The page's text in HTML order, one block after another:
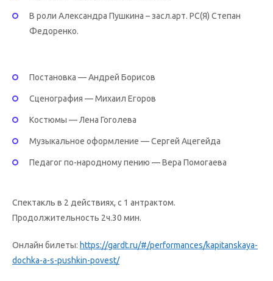
В роли Александра Пушкина – засл.арт. РС(Я) Степан
Федоренко.
Постановка — Андрей Борисов
Сценография — Михаил Егоров
Костюмы — Лена Гоголева
Музыкальное оформление — Сергей Ацегейда
Педагог по-народному пению — Вера Помогаева
Спектакль в 2 действиях, с 1 антрактом.
Продолжительность 2ч.30 мин.
Онлайн билеты: https://gardt.ru/#/performances/kapitanskaya-
dochka-a-s-pushkin-povest/